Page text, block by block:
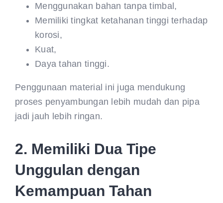
Menggunakan bahan tanpa timbal,
Memiliki tingkat ketahanan tinggi terhadap
korosi,
Kuat,
Daya tahan tinggi.
Penggunaan material ini juga mendukung
proses penyambungan lebih mudah dan pipa
jadi jauh lebih ringan.
2. Memiliki Dua Tipe
Unggulan dengan
Kemampuan Tahan